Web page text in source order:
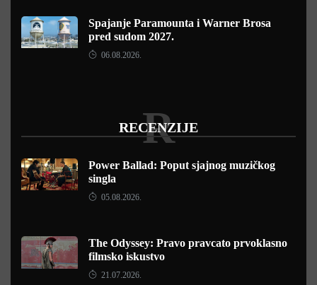
Spajanje Paramounta i Warner Brosa
pred sudom 2027.
06.08.2026.
RECENZIJE
R
Power Ballad: Poput sjajnog muzičkog
singla
05.08.2026.
The Odyssey: Pravo pravcato prvoklasno
filmsko iskustvo
21.07.2026.